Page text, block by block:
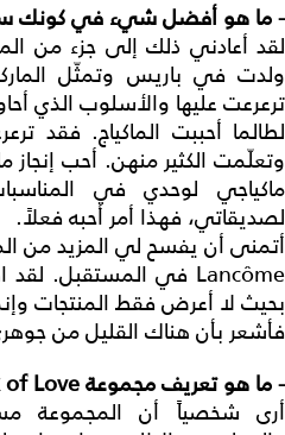
-ما هو أفضل شيء في كونك
لقد أعادني ذلك إلى جزء من
ولدت في باريس وتمثّل
ترعرعت عليها والأسلوب الذي
لطالما أحببت الماكياج. فقد
وتعلّمت الكثير منهن. أحب إنجاز
ماكياجي لوحدي في
لصديقاتي، فهذا أمر أحبه فعلاً.
أتمنى أن يفسح لي المزيد من
بحيث لا أعرض فقط المنتجات
فأشعر بأن هناك القليل من
-ما هو تعريف مجموعةLove
أرى شخصياً أن المجموعة